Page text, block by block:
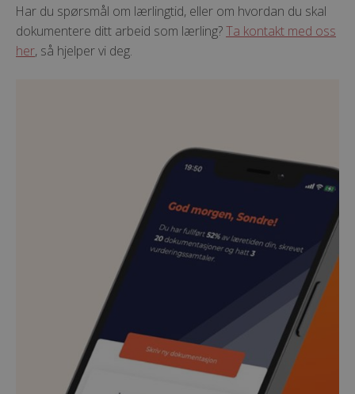
Har du spørsmål om lærlingtid, eller om hvordan du skal
dokumentere ditt arbeid som lærling?Ta kontakt med oss
her, så hjelper vi deg.